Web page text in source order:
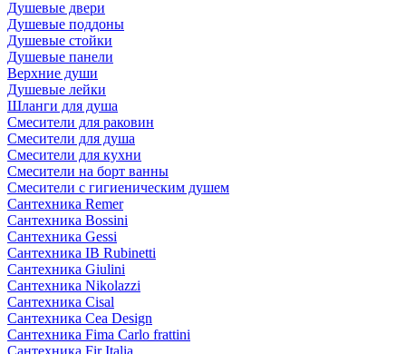
Душевые двери
Душевые поддоны
Душевые стойки
Душевые панели
Верхние души
Душевые лейки
Шланги для душа
Смесители для раковин
Смесители для душа
Смесители для кухни
Смесители на борт ванны
Смесители с гигиеническим душем
Сантехника Remer
Сантехника Bossini
Сантехника Gessi
Сантехника IB Rubinetti
Сантехника Giulini
Сантехника Nikolazzi
Сантехника Cisal
Сантехника Cea Design
Сантехника Fima Carlo frattini
Сантехника Fir Italia